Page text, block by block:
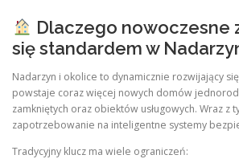
Dlaczego nowoczesne
się standardem w
Nadarzyn i okolice to dynamicznie rozwijający
powstaje coraz więcej nowych domów
zamkniętych oraz obiektów usługowych. Wraz z
zapotrzebowanie na inteligentne systemy
Tradycyjny klucz ma wiele ograniczeń: